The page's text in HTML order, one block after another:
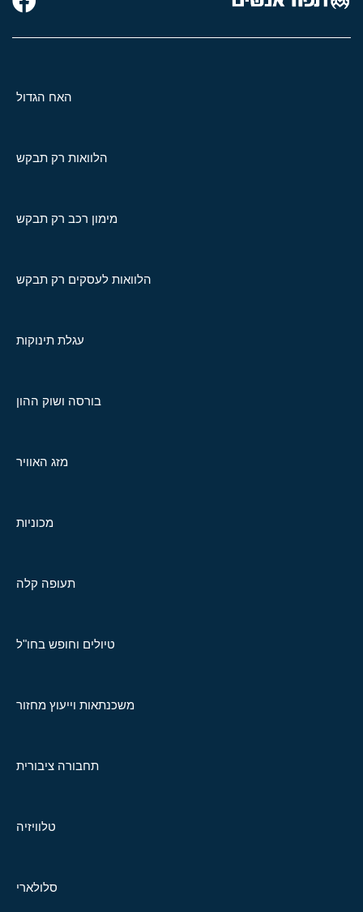
האח הגדול
הלוואות רק תבקש
מימון רכב רק תבקש
הלוואות לעסקים רק תבקש
עגלת תינוקות
בורסה ושוק ההון
מזג האוויר
מכוניות
תעופה קלה
טיולים וחופש בחו"ל
משכנתאות וייעוץ מחזור
תחבורה ציבורית
טלוויזיה
סלולארי